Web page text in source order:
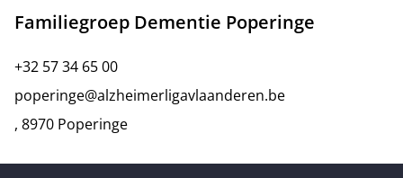
Familiegroep Dementie Poperinge
+32 57 34 65 00
poperinge@alzheimerligavlaanderen.be
, 8970 Poperinge